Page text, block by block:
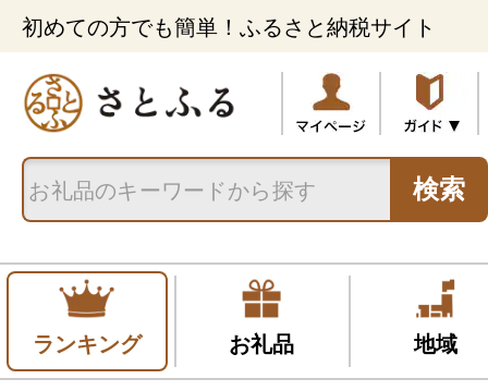
初めての方でも簡単！ふるさと納税サイト
検索
ランキング お礼品 地域